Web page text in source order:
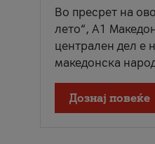
Во пресрет на
лето“, А1
централен дел е
македонска
Дознај повеќе